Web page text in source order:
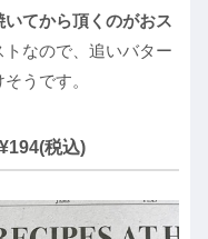
いてから頂くのがおス
なので、追いバター
うです。
税込)